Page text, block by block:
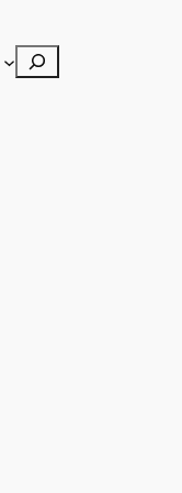
Rechercher